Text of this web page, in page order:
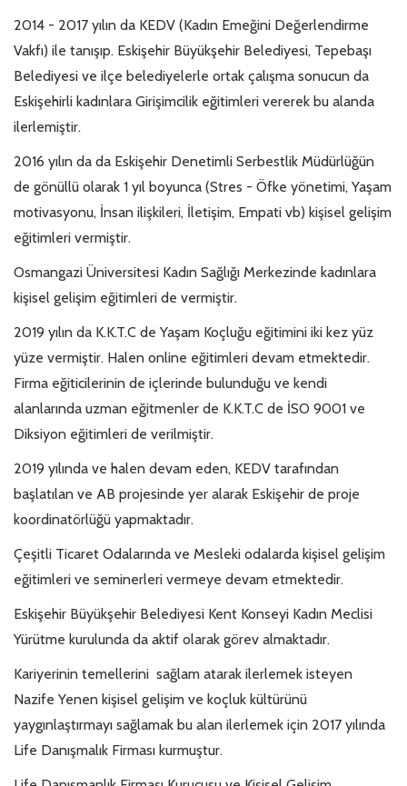
2014 - 2017 yılın da KEDV (Kadın Emeğini Değerlendirme
Vakfı) ile tanışıp. Eskişehir Büyükşehir Belediyesi, Tepebaşı
Belediyesi ve ilçe belediyelerle ortak çalışma sonucun da
Eskişehirli kadınlara Girişimcilik eğitimleri vererek bu alanda
ilerlemiştir.
2016 yılın da da Eskişehir Denetimli Serbestlik Müdürlüğün
de gönüllü olarak 1 yıl boyunca (Stres - Öfke yönetimi, Yaşam
motivasyonu, İnsan ilişkileri, İletişim, Empati vb) kişisel gelişim
eğitimleri vermiştir.
Osmangazi Üniversitesi Kadın Sağlığı Merkezinde kadınlara
kişisel gelişim eğitimleri de vermiştir.
2019 yılın da K.K.T.C de Yaşam Koçluğu eğitimini iki kez yüz
yüze vermiştir. Halen online eğitimleri devam etmektedir.
Firma eğiticilerinin de içlerinde bulunduğu ve kendi
alanlarında uzman eğitmenler de K.K.T.C de İSO 9001 ve
Diksiyon eğitimleri de verilmiştir.
2019 yılında ve halen devam eden, KEDV tarafından
başlatılan ve AB projesinde yer alarak Eskişehir de proje
koordinatörlüğü yapmaktadır.
Çeşitli Ticaret Odalarında ve Mesleki odalarda kişisel gelişim
eğitimleri ve seminerleri vermeye devam etmektedir.
Eskişehir Büyükşehir Belediyesi Kent Konseyi Kadın Meclisi
Yürütme kurulunda da aktif olarak görev almaktadır.
Kariyerinin temellerini sağlam atarak ilerlemek isteyen
Nazife Yenen kişisel gelişim ve koçluk kültürünü
yaygınlaştırmayı sağlamak bu alan ilerlemek için 2017 yılında
Life Danışmalık Firması kurmuştur.